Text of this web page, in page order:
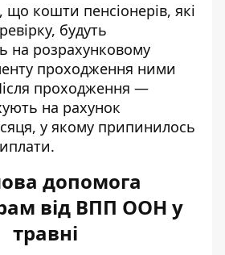
кошти пенсіонерів, які
будуть
на розрахунковому
проходження ними
проходження —
на рахунок
у якому припинилось
допомога
від ВПП ООН у
травні